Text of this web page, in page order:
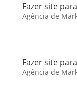
Fazer site
Agência de
Fazer site
Agência de